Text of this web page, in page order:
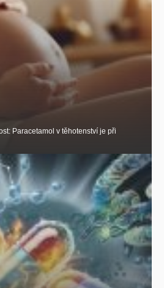
Paracetamol v těhotenství je při